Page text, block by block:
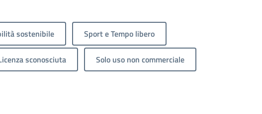
sostenibile Sport e Tempo libero
sconosciuta Solo uso non commerciale